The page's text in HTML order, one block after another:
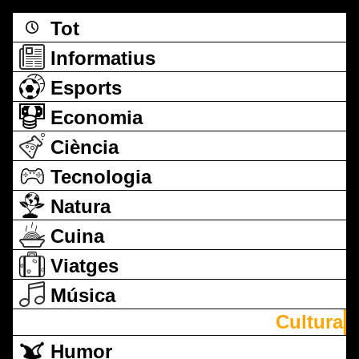
Tot
Informatius
Esports
Economia
Ciència
Tecnologia
Natura
Cuina
Viatges
Música
Cultura
Humor